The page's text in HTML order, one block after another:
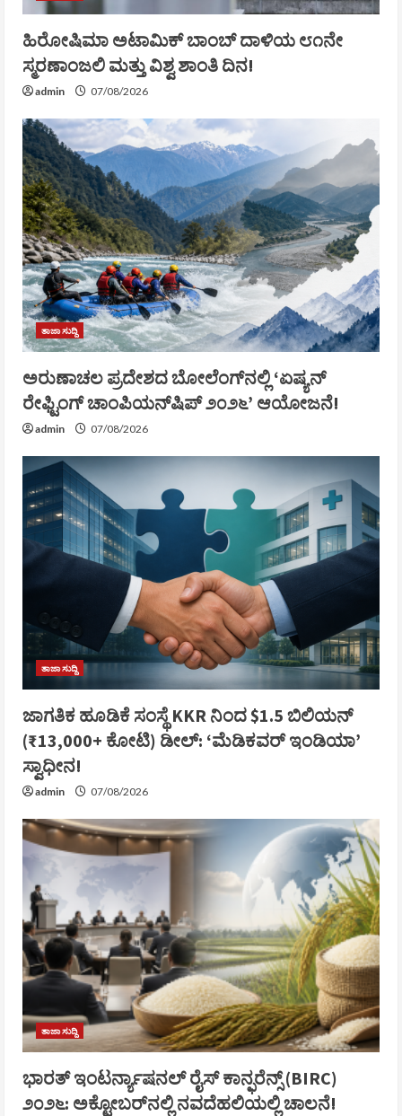
ಹಿರೋಷಿಮಾ ಅಟಾಮಿಕ್ ಬಾಂಬ್ ದಾಳಿಯ ೮೧ನೇ
ಸ್ಮರಣಾಂಜಲಿ ಮತ್ತು ವಿಶ್ವ ಶಾಂತಿ ದಿನ!
admin 07/08/2026
ತಾಜಾ ಸುದ್ದಿ
ಅರುಣಾಚಲ ಪ್ರದೇಶದ ಬೋಲೆಂಗ್‌ನಲ್ಲಿ ‘ಏಷ್ಯನ್
ರೇಫ್ಟಿಂಗ್ ಚಾಂಪಿಯನ್‌ಷಿಪ್ ೨೦೨೬’ ಆಯೋಜನೆ!
admin 07/08/2026
ತಾಜಾ ಸುದ್ದಿ
ಜಾಗತಿಕ ಹೂಡಿಕೆ ಸಂಸ್ಥೆ KKR ನಿಂದ $1.5 ಬಿಲಿಯನ್
(₹13,000+ ಕೋಟಿ) ಡೀಲ್: ‘ಮೆಡಿಕವರ್ ಇಂಡಿಯಾ’
ಸ್ವಾಧೀನ!
admin 07/08/2026
ತಾಜಾ ಸುದ್ದಿ
ಭಾರತ್ ಇಂಟರ್ನ್ಯಾಷನಲ್ ರೈಸ್ ಕಾನ್ಫರೆನ್ಸ್ (BIRC)
೨೦೨೬: ಅಕ್ಟೋಬರ್‌ನಲ್ಲಿ ನವದೆಹಲಿಯಲ್ಲಿ ಚಾಲನೆ!